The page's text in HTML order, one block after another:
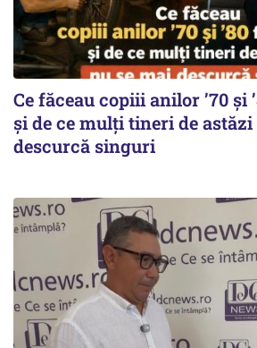
Ce făceau copiii anilor ’70 și
și de ce mulți tineri de
descurcă singuri